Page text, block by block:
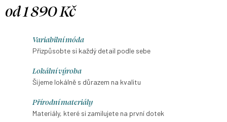
od1 890 Kč
Variabilní móda
Přizpůsobte si každý detail podle sebe
Lokální výroba
Šijeme lokálně s důrazem na kvalitu
Přírodní materiály
Materiály, které si zamilujete na první dotek